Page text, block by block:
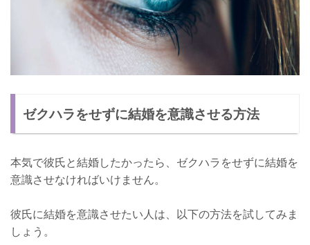
ゼクハラをせずに結婚を意識させる方法
本気で彼氏と結婚したかったら、ゼクハラをせずに結婚を
意識させなければいけません。
彼氏に結婚を意識させたい人は、以下の方法を試してみま
しょう。